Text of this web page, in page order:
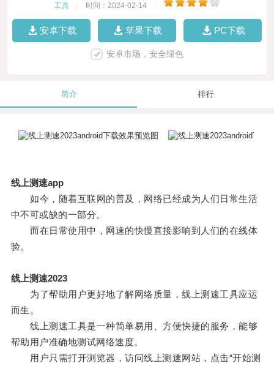
工具 时间：2024-02-14
安卓下载 苹果下载 PC下载
安卓市场，安全绿色
简介 排行
线上测速app
如今，随着互联网的普及，网络已经成为人们日常生活
中不可或缺的一部分。
而在日常使用中，网速的快慢直接影响到人们的在线体
验。
线上测速2023
为了帮助用户更好地了解网络质量，线上测速工具应运
而生。
线上测速工具是一种简单易用、方便快捷的服务，能够
帮助用户准确地测试网络速度。
用户只需打开浏览器，访问线上测速网站，点击“开始测